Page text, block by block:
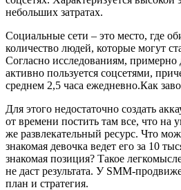
небольших затратах.
Социальные сети – это место, где
количество людей, которые могут
Согласно исследованиям, примерно
активно пользуется соцсетями,
среднем 2,5 часа ежедневно.Как
Для этого недостаточно создать
от времени постить там все, что на
же развлекательный ресурс. Что
знакомая девочка ведет его за 10
знакомая позиция? Такое
не даст результата. У SMM-
план и стратегия.